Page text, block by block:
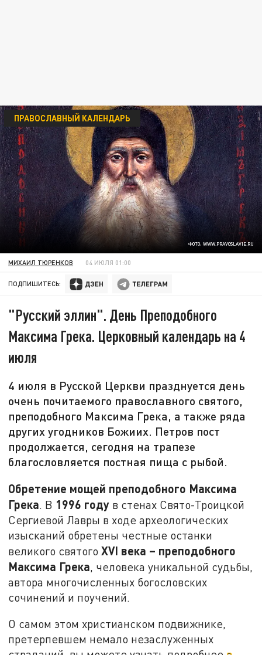
ФОТО: WWW.PRAVOSLAVIE.RU
ПРАВОСЛАВНЫЙ КАЛЕНДАРЬ
МИХАИЛ ТЮРЕНКОВ 04 ИЮЛЯ 01:00
ПОДПИШИТЕСЬ:
"Русский эллин". День Преподобного
Максима Грека. Церковный календарь на 4
июля
4 июля в Русской Церкви празднуется день
очень почитаемого православного святого,
преподобного Максима Грека, а также ряда
других угодников Божиих. Петров пост
продолжается, сегодня на трапезе
благословляется постная пища с рыбой.
Обретение мощей преподобного Максима
Грека. В 1996 году в стенах Свято-Троицкой
Сергиевой Лавры в ходе археологических
изысканий обретены честные останки
великого святогоXVI века – преподобного
Максима Грека, человека уникальной судьбы,
автора многочисленных богословских
сочинений и поучений.
О самом этом христианском подвижнике,
претерпевшем немало незаслуженных